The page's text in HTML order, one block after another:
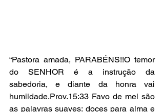
“Pastora amada, PARABÉNS!!O temor
do SENHOR é a instrução da
sabedoria, e diante da honra vai
humildade.Prov.15:33 Favo de mel são
as palavras suaves: doces para alma e